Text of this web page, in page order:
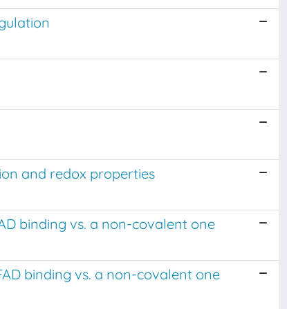
and redox properties
binding vs. a non-covalent one
binding vs. a non-covalent one